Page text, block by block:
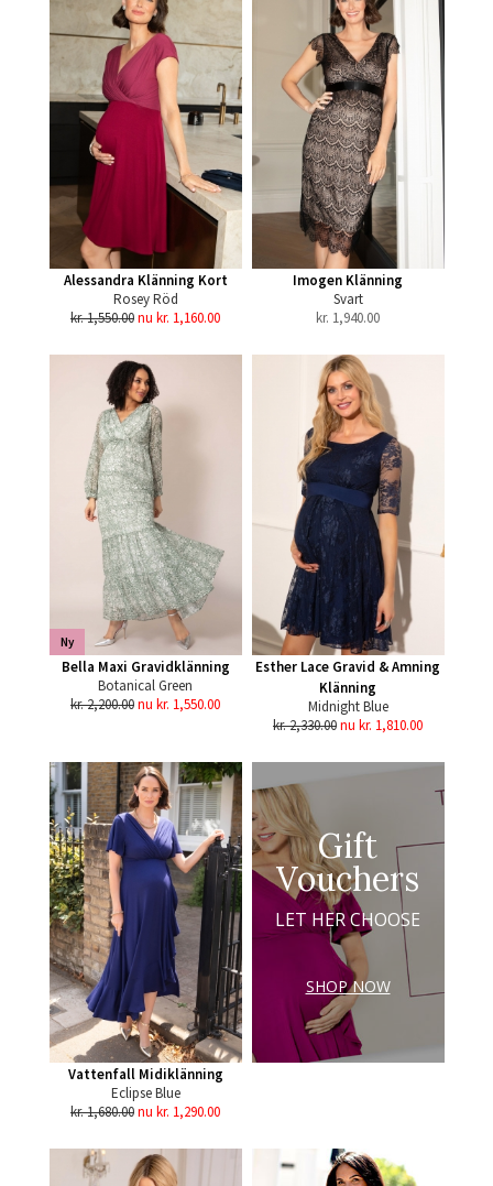
Alessandra Klänning Kort
Rosey Röd
kr. 1,550.00nu kr. 1,160.00
Imogen Klänning
Svart
kr. 1,940.00
Ny
Bella Maxi Gravidklänning
Botanical Green
kr. 2,200.00nu kr. 1,550.00
Esther Lace Gravid & Amning
Klänning
Midnight Blue
kr. 2,330.00nu kr. 1,810.00
Vattenfall Midiklänning
Eclipse Blue
kr. 1,680.00nu kr. 1,290.00
Gift
Vouchers
LET HER CHOOSE
SHOP NOW